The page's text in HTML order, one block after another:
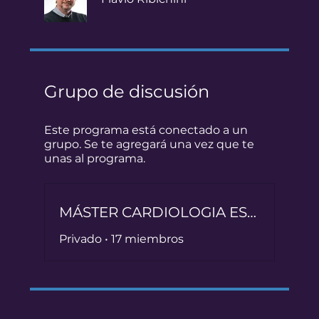
Grupo de discusión
Este programa está conectado a un
grupo. Se te agregará una vez que te
unas al programa.
MÁSTER CARDIOLOGIA ESTRUCTURAL
Privado •17 miembros